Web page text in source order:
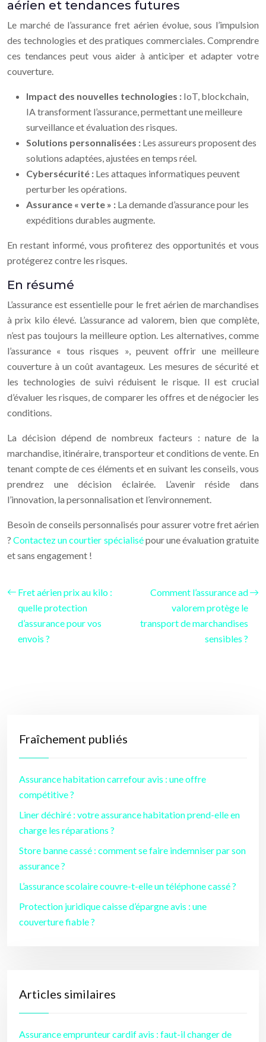
aérien et tendances futures
Le marché de l’assurance fret aérien évolue, sous l’impulsion
des technologies et des pratiques commerciales. Comprendre
ces tendances peut vous aider à anticiper et adapter votre
couverture.
Impact des nouvelles technologies : IoT, blockchain,
IA transforment l’assurance, permettant une meilleure
surveillance et évaluation des risques.
Solutions personnalisées : Les assureurs proposent des
solutions adaptées, ajustées en temps réel.
Cybersécurité : Les attaques informatiques peuvent
perturber les opérations.
Assurance « verte » : La demande d’assurance pour les
expéditions durables augmente.
En restant informé, vous profiterez des opportunités et vous
protégerez contre les risques.
En résumé
L’assurance est essentielle pour le fret aérien de marchandises
à prix kilo élevé. L’assurance ad valorem, bien que complète,
n’est pas toujours la meilleure option. Les alternatives, comme
l’assurance « tous risques », peuvent offrir une meilleure
couverture à un coût avantageux. Les mesures de sécurité et
les technologies de suivi réduisent le risque. Il est crucial
d’évaluer les risques, de comparer les offres et de négocier les
conditions.
La décision dépend de nombreux facteurs : nature de la
marchandise, itinéraire, transporteur et conditions de vente. En
tenant compte de ces éléments et en suivant les conseils, vous
prendrez une décision éclairée. L’avenir réside dans
l’innovation, la personnalisation et l’environnement.
Besoin de conseils personnalisés pour assurer votre fret aérien
?Contactez un courtier spécialisépour une évaluation gratuite
et sans engagement !
Fret aérien prix au kilo :
quelle protection
d’assurance pour vos
envois ?
Comment l’assurance ad
valorem protège le
transport de marchandises
sensibles ?
Fraîchement publiés
Assurance habitation carrefour avis : une offre
compétitive ?
Liner déchiré : votre assurance habitation prend-elle en
charge les réparations ?
Store banne cassé : comment se faire indemniser par son
assurance ?
L’assurance scolaire couvre-t-elle un téléphone cassé ?
Protection juridique caisse d’épargne avis : une
couverture fiable ?
Articles similaires
Assurance emprunteur cardif avis : faut-il changer de